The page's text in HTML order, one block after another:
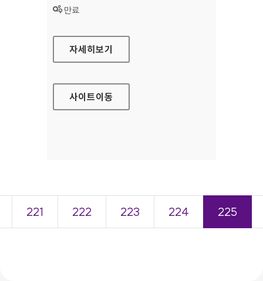
상태 :
만료
국립서울병원 홈페이지
자세히보기
사이트이동
221 222 223 224 225